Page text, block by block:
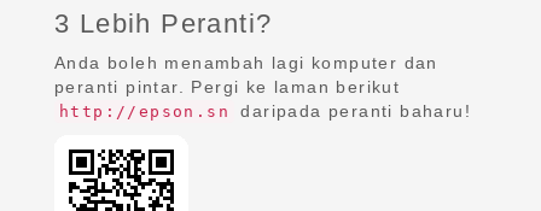
3 Lebih Peranti?
Anda boleh menambah lagi komputer dan
peranti pintar. Pergi ke laman berikut
http://epson.sn daripada peranti baharu!